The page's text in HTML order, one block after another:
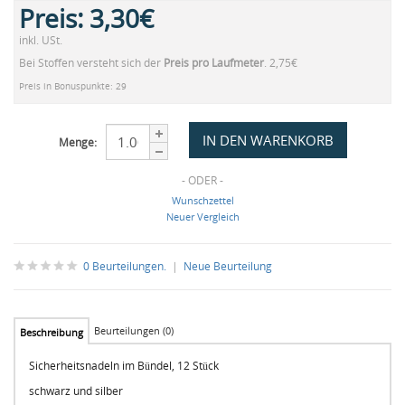
Preis: 3,30€
inkl. USt.
Bei Stoffen versteht sich der Preis pro Laufmeter. 2,75€
Preis in Bonuspunkte: 29
Menge:
- ODER -
Wunschzettel
Neuer Vergleich
0 Beurteilungen. | Neue Beurteilung
Beschreibung Beurteilungen (0)
Sicherheitsnadeln im Bündel, 12 Stück
schwarz und silber